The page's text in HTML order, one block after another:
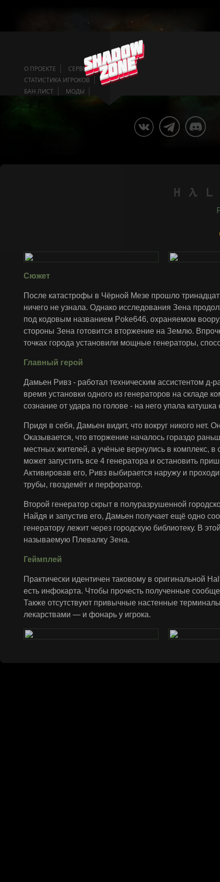
О ПРОЕКТЕ
СЕРВЕРА
СТАТИСТИКА ИГРОКОВ
БАН ЛИСТ
МОДЫ
Сюжет
После катастрофы в Чёрной Мезе прошло
ничего не узнала. Однако исследования Зена
под кодовым названием Poke646, охраняемом
стороны Зена готовится вторжение на Землю.
точках города установили мощные генераторы,
Главный герой
Дамьен Ривз - работал техническим ассистентом
время установки одного из генераторов на складе
сознание от удара по голове - на него упала
Придя в себя, Дамьен видит, что вокруг никого нет.
Оказывается, что вторжение началось гораздо
местных жителей, а учёные вернулись в комплекс,
может запустить все 4 генератора и остановить
Активировав его, Ривз выбирается наружу и
трубы, гвоздемёт и перфоратор.
Второй генератор скрыт в полуразрушенной
Найдя и запустив его, Дамьен получает ещё одно
генератору лежит через городскую библиотеку. В
называемую Плевалку Зена.
Геймплей
Практически идентичен таковому в оригинальной
есть инфокарта. Чтобы прочесть полученные
Также отсутствуют привычные настенные
лекарствами — и фонарь у игрока.